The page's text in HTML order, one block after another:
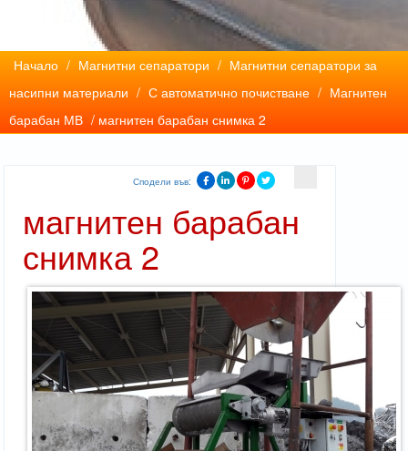
Начало / Магнитни сепаратори / Магнитни сепаратори за
насипни материали / С автоматично почистване / Магнитен
барабан МВ / магнитен барабан снимка 2
Сподели във:
магнитен барабан
снимка 2